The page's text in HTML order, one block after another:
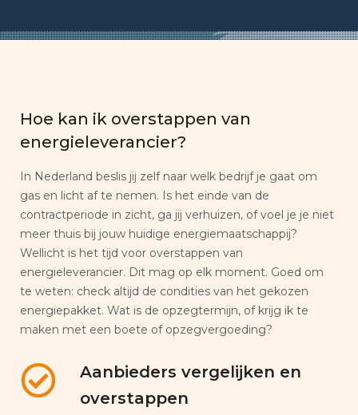
Hoe kan ik overstappen van
energieleverancier?
In Nederland beslis jij zelf naar welk bedrijf je gaat om
gas en licht af te nemen. Is het einde van de
contractperiode in zicht, ga jij verhuizen, of voel je je niet
meer thuis bij jouw huidige energiemaatschappij?
Wellicht is het tijd voor overstappen van
energieleverancier. Dit mag op elk moment. Goed om
te weten: check altijd de condities van het gekozen
energiepakket. Wat is de opzegtermijn, of krijg ik te
maken met een boete of opzegvergoeding?
Aanbieders vergelijken en
overstappen